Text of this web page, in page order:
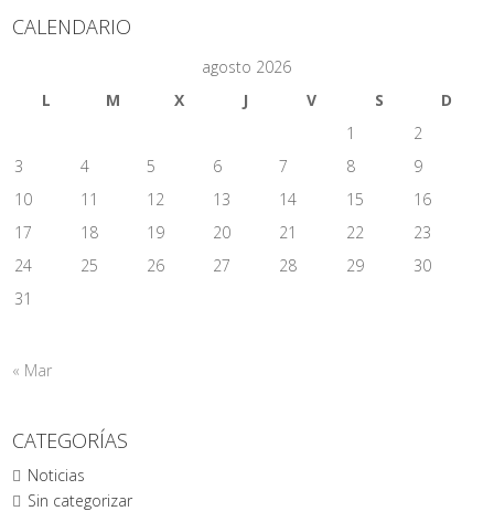
CALENDARIO
agosto 2026
L
M X J V S
D
1
2
3
4 5 6 7 8
9
10
11 12 13 14 15
16
17
18 19 20 21 22
23
24
25 26 27 28 29
30
31
« Mar
CATEGORÍAS
Noticias
Sin categorizar